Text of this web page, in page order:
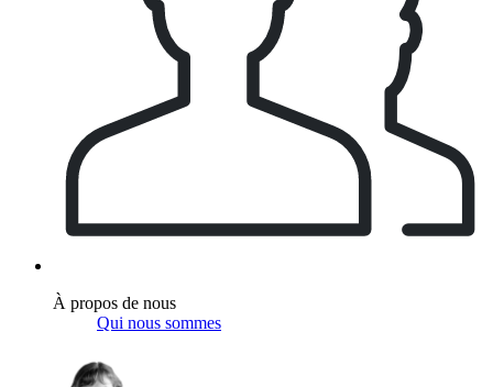
À propos de nous
Qui nous sommes